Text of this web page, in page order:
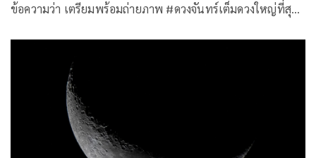
ข้อความว่า เตรียมพร้อมถ่ายภาพ #ดวงจันทร์เต็มดวงใหญ่ที่สุด